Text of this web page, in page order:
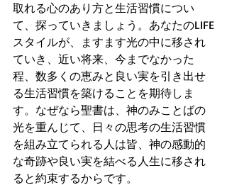
取れる心のあり方と生活習慣につい
て、探っていきましょう。あなたのLIFE
スタイルが、ますます光の中に移され
ていき、近い将来、今までなかった
程、数多くの恵みと良い実を引き出せ
る生活習慣を築けることを期待しま
す。なぜなら聖書は、神のみことばの
光を重んじて、日々の思考の生活習慣
を組み立てられる人は皆、神の感動的
な奇跡や良い実を結べる人生に移され
ると約束するからです。